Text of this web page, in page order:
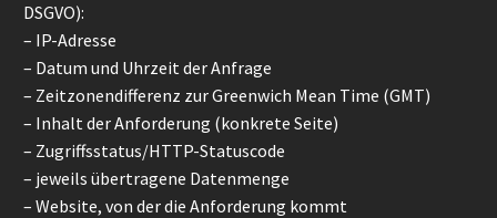
DSGVO):
– IP-Adresse
– Datum und Uhrzeit der Anfrage
– Zeitzonendifferenz zur Greenwich Mean Time (GMT)
– Inhalt der Anforderung (konkrete Seite)
– Zugriffsstatus/HTTP-Statuscode
– jeweils übertragene Datenmenge
– Website, von der die Anforderung kommt